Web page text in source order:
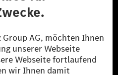
Rechte vorbehalten.
dass nicht vermiedene oder nicht
Mercedes-Benz Group durch
werden.